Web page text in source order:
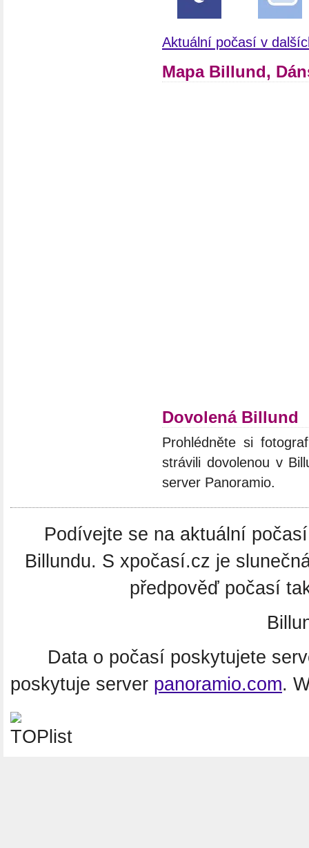
Aktuální počasí v
Mapa Billund,
Dovolená Billund
Prohlédněte si
strávili dovolenou v
server Panoramio.
Podívejte se na aktuální
Billundu. S xpočasí.cz je
předpověď počasí
Data o počasí poskytujete
poskytuje server panoramio.com.